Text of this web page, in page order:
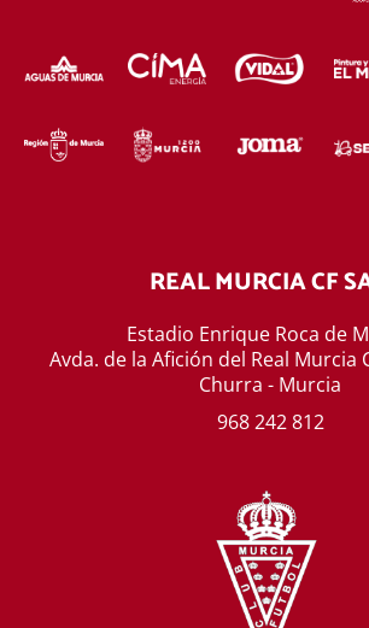
REAL MURCIA CF
Estadio Enrique Roca de
Avda. de la Afición del Real Murcia
Churra - Murcia
968 242 812